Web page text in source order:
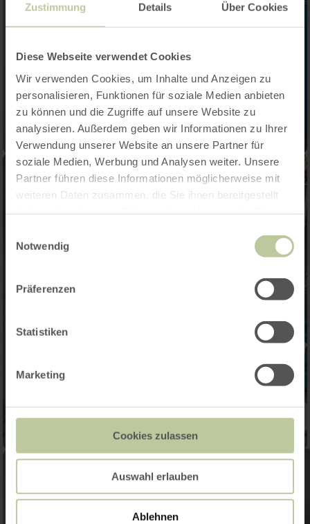
Zustimmung Details Über Cookies
Diese Webseite verwendet Cookies
Wir verwenden Cookies, um Inhalte und Anzeigen zu
personalisieren, Funktionen für soziale Medien anbieten
zu können und die Zugriffe auf unsere Website zu
analysieren. Außerdem geben wir Informationen zu Ihrer
Verwendung unserer Website an unsere Partner für
soziale Medien, Werbung und Analysen weiter. Unsere
Partner führen diese Informationen möglicherweise mit
weiteren Daten zusammen, die Sie ihnen bereitgestellt
Notwendig
Präferenzen
Statistiken
Marketing
Cookies zulassen
Auswahl erlauben
Ablehnen